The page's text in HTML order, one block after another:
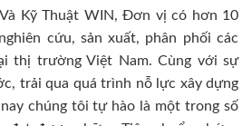
Kỹ Thuật WIN, Đơn vị có hơn 10
cứu, sản xuất, phân phối các
thị trường Việt Nam. Cùng với sự
trải qua quá trình nỗ lực xây dựng
chúng tôi tự hào là một trong số